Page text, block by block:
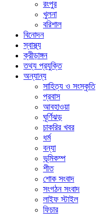
রংপুর
খুলনা
বরিশাল
বিনোদন
স্বাস্থ্য
ক্রীড়াঙ্গন
তথ্য প্রযুক্তি
অন্যান্য
সাহিত্য ও সংস্কৃতি
প্রবাস
আবহাওয়া
ঘূর্ণিঝড়
চাকরির খবর
ধর্ম
বন্যা
ভূমিকম্প
শীত
শোক সংবাদ
সংগঠন সংবাদ
লাইফ স্টাইল
ফিচার